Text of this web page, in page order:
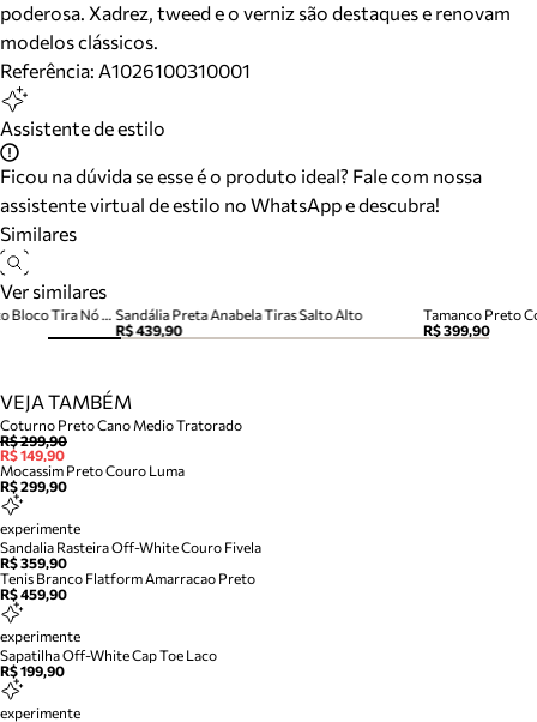
poderosa. Xadrez, tweed e o verniz são destaques e renovam
modelos clássicos.
Referência: A1026100310001
Assistente de estilo
Ficou na dúvida se esse é o produto ideal? Fale com nossa
assistente virtual de estilo no WhatsApp e descubra!
Similares
Ver similares
Sandália Preta Anabela Tiras Salto Alto
R$ 439,90
Tamanco Preto
R$ 399,90
Sandália Preta Couro Salto Alto Bloco Tira Nó Camila
VEJA TAMBÉM
Coturno Preto Cano Medio Tratorado
R$ 299,90
R$ 149,90
Mocassim Preto Couro Luma
R$ 299,90
experimente
Sandalia Rasteira Off-White Couro Fivela
R$ 359,90
Tenis Branco Flatform Amarracao Preto
R$ 459,90
experimente
Sapatilha Off-White Cap Toe Laco
R$ 199,90
experimente